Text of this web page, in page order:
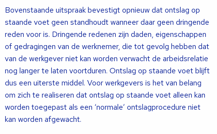
Bovenstaande uitspraak bevestigt opnieuw dat ontslag op
staande voet geen standhoudt wanneer daar geen dringende
reden voor is. Dringende redenen zijn daden, eigenschappen
of gedragingen van de werknemer, die tot gevolg hebben dat
van de werkgever niet kan worden verwacht de arbeidsrelatie
nog langer te laten voortduren. Ontslag op staande voet blijft
dus een uiterste middel. Voor werkgevers is het van belang
om zich te realiseren dat ontslag op staande voet alleen kan
worden toegepast als een ‘normale’ ontslagprocedure niet
kan worden afgewacht.